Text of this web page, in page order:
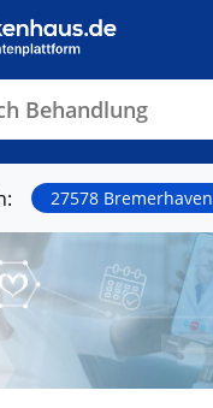
Behandlung
Finden
27578 Bremerhaven